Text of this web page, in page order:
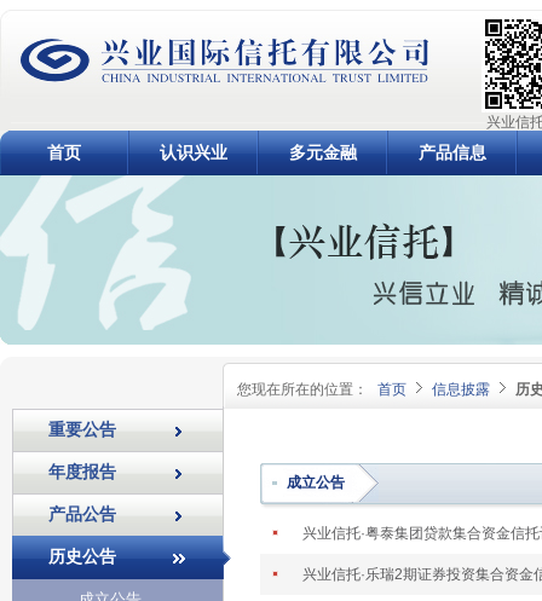
兴业信
首页 认识兴业 多元金融 产品信息
您现在所在的位置： 首页 信息披露 历
重要公告
年度报告
产品公告
历史公告
成立公告
兴业信托·粤泰集团贷款集合资金信
兴业信托·乐瑞2期证券投资集合资金